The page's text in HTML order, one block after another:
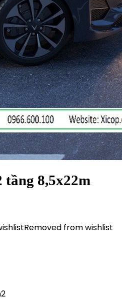
tầng 8,5x22m
Removed from wishlist